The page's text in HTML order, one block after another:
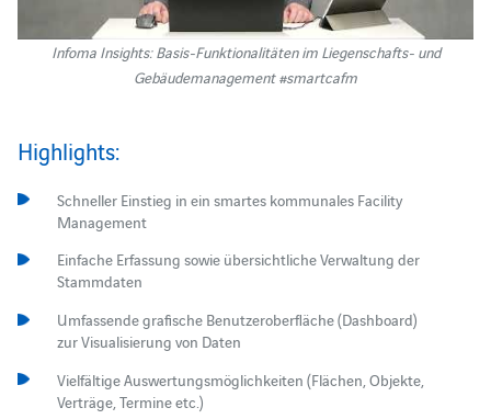
Infoma Insights: Basis-Funktionalitäten im Liegenschafts- und
Gebäudemanagement #smartcafm
Highlights:
Schneller Einstieg in ein smartes kommunales Facility
Management
Einfache Erfassung sowie übersichtliche Verwaltung der
Stammdaten
Umfassende grafische Benutzeroberfläche (Dashboard)
zur Visualisierung von Daten
Vielfältige Auswertungsmöglichkeiten (Flächen, Objekte,
Verträge, Termine etc.)